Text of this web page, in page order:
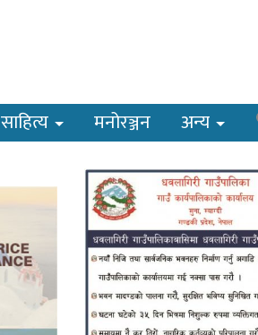
साहित्य मनोरञ्जन अन्य